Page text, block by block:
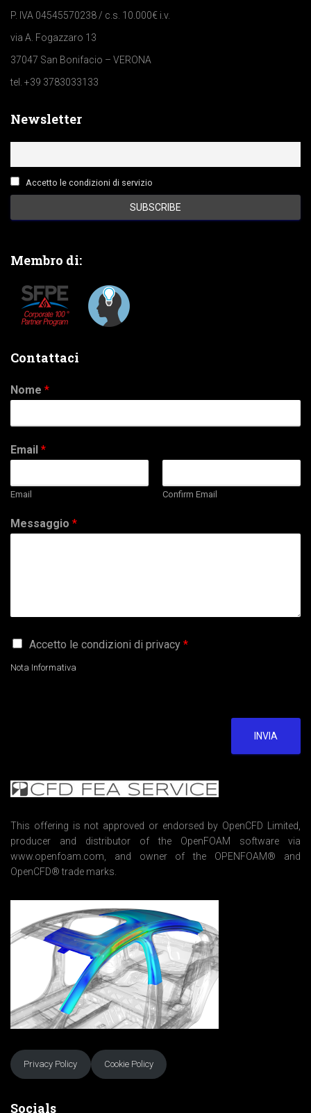
P. IVA 04545570238 / c.s. 10.000€ i.v.
via A. Fogazzaro 13
37047 San Bonifacio – VERONA
tel. +39 3783033133
Newsletter
Accetto le condizioni di servizio
Membro di:
Contattaci
Nome *
Email *
Email Confirm Email
Messaggio *
G
P
e
n
*
Accetto le condizioni di privacy *
Nota Informativa
INVIA
This offering is not approved or endorsed by OpenCFD Limited,
producer and distributor of the OpenFOAM software via
www.openfoam.com, and owner of the OPENFOAM® and
OpenCFD® trade marks.
Privacy Policy Cookie Policy
Socials